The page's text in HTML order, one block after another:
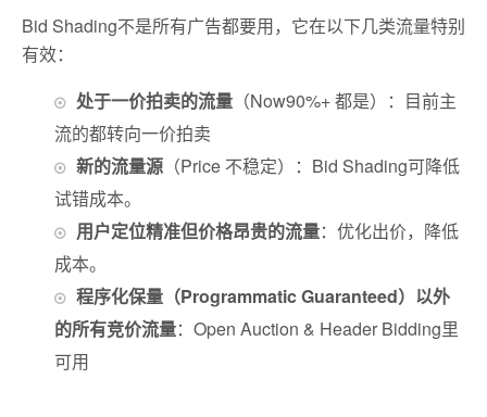
Bid Shading不是所有广告都要用，它在以下几类流量特别
有效：
处于一价拍卖的流量 （Now90%+ 都是）：目前主
流的都转向一价拍卖
新的流量源 （Price 不稳定）：Bid Shading可降低
试错成本。
用户定位精准但价格昂贵的流量：优化出价，降低
成本。
程序化保量（Programmatic Guaranteed）以外
的所有竞价流量：Open Auction & Header Bidding里
可用